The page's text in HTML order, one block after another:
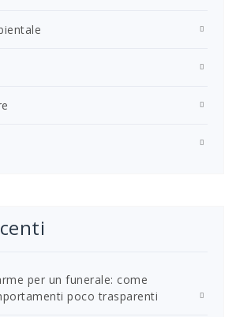
per un funerale: come
poco trasparenti